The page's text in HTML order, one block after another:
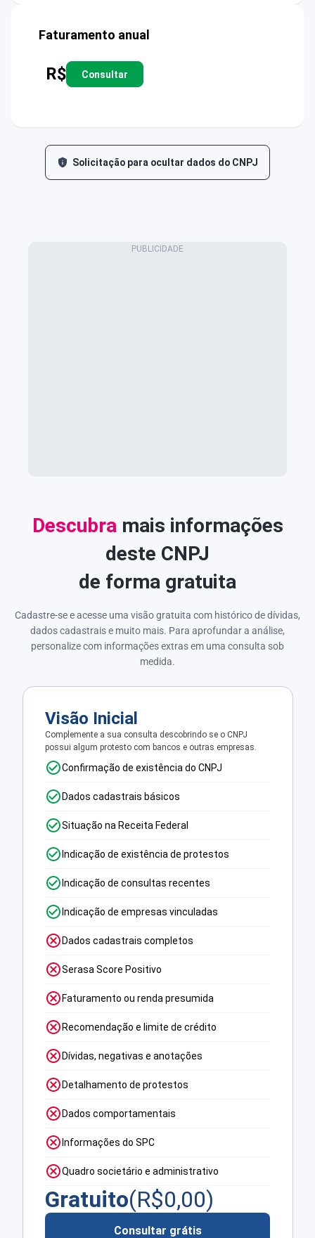
Faturamento anual
R$ Consultar
Solicitação para ocultar dados do CNPJ
Descubra mais informações
deste CNPJ
de forma gratuita
Cadastre-se e acesse uma visão gratuita com histórico de dívidas,
dados cadastrais e muito mais. Para aprofundar a análise,
personalize com informações extras em uma consulta sob
medida.
Visão Inicial
Complemente a sua consulta descobrindo se o CNPJ
possui algum protesto com bancos e outras empresas.
Confirmação de existência do CNPJ
Dados cadastrais básicos
Situação na Receita Federal
Indicação de existência de protestos
Indicação de consultas recentes
Indicação de empresas vinculadas
Dados cadastrais completos
Serasa Score Positivo
Faturamento ou renda presumida
Recomendação e limite de crédito
Dívidas, negativas e anotações
Detalhamento de protestos
Dados comportamentais
Informações do SPC
Quadro societário e administrativo
Gratuito(R$0,00)
Consultar grátis